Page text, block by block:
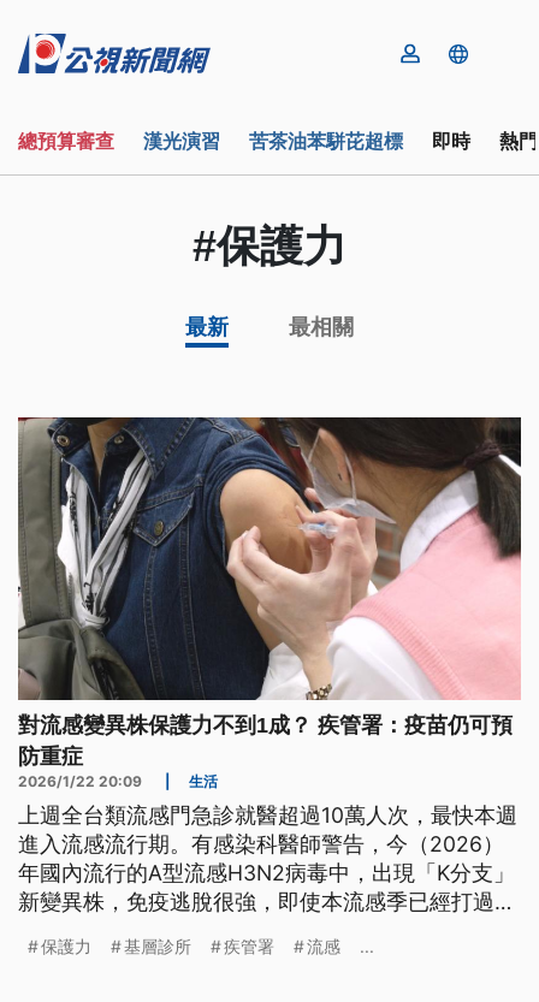
總預算審查 漢光演習 苦茶油苯駢芘超標 即時 熱
#保護力
最新 最相關
對流感變異株保護力不到1成？ 疾管署：疫苗仍可預
防重症
2026/1/22 20:09 生活
上週全台類流感門急診就醫超過10萬人次，最快本週
進入流感流行期。有感染科醫師警告，今（2026）
年國內流行的A型流感H3N2病毒中，出現「K分支」
新變異株，免疫逃脫很強，即使本流感季已經打過流
管署強調，疫苗仍具交叉保護、預防重症的效果，建
保護力 基層診所 疾管署 流感 ...